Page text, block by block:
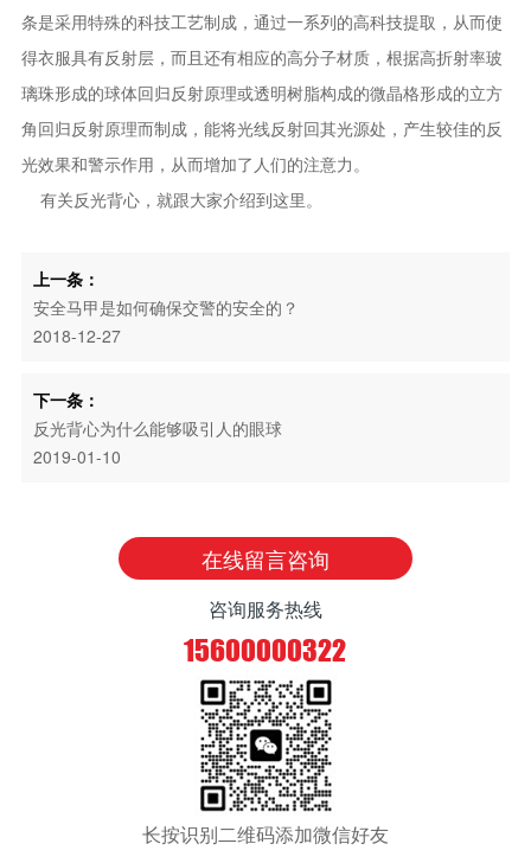
条是采用特殊的科技工艺制成，通过一系列的高科技提取，从而使
得衣服具有反射层，而且还有相应的高分子材质，根据高折射率玻
璃珠形成的球体回归反射原理或透明树脂构成的微晶格形成的立方
角回归反射原理而制成，能将光线反射回其光源处，产生较佳的反
光效果和警示作用，从而增加了人们的注意力。
有关反光背心，就跟大家介绍到这里。
上一条：
安全马甲是如何确保交警的安全的？
2018-12-27
下一条：
反光背心为什么能够吸引人的眼球
2019-01-10
在线留言咨询
咨询服务热线
15600000322
长按识别二维码添加微信好友